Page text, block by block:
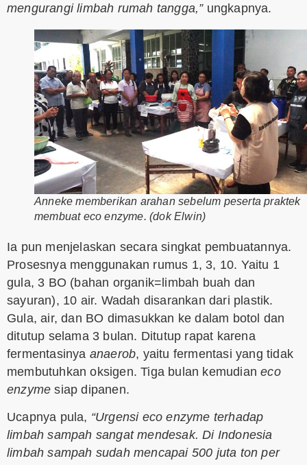
mengurangi limbah rumah tangga,”ungkapnya.
Anneke memberikan arahan sebelum peserta praktek
membuat eco enzyme. (dok Elwin)
Ia pun menjelaskan secara singkat pembuatannya.
Prosesnya menggunakan rumus 1, 3, 10. Yaitu 1
gula, 3 BO (bahan organik=limbah buah dan
sayuran), 10 air. Wadah disarankan dari plastik.
Gula, air, dan BO dimasukkan ke dalam botol dan
ditutup selama 3 bulan. Ditutup rapat karena
fermentasinya anaerob, yaitu fermentasi yang tidak
membutuhkan oksigen. Tiga bulan kemudianeco
enzyme siap dipanen.
Ucapnya pula, “Urgensi eco enzyme terhadap
limbah sampah sangat mendesak. Di Indonesia
limbah sampah sudah mencapai 500 juta ton per